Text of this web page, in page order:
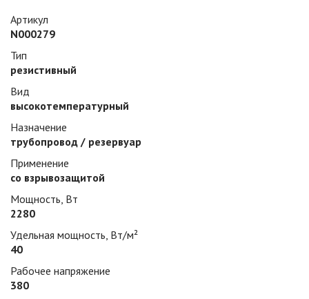
Артикул
N000279
Тип
резистивный
Вид
высокотемпературный
Назначение
трубопровод / резервуар
Применение
со взрывозащитой
Мощность, Вт
2280
Удельная мощность, Вт/м²
40
Рабочее напряжение
380